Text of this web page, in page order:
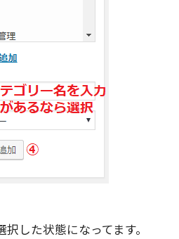
した状態になってます。